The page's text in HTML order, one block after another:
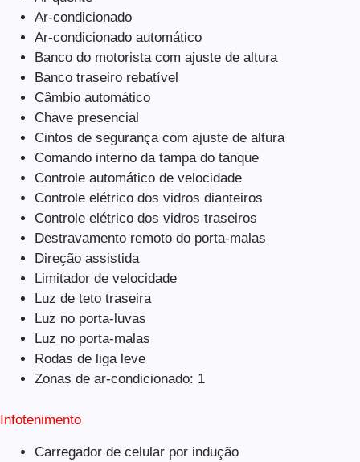
Ar-condicionado
Ar-condicionado automático
Banco do motorista com ajuste de altura
Banco traseiro rebatível
Câmbio automático
Chave presencial
Cintos de segurança com ajuste de altura
Comando interno da tampa do tanque
Controle automático de velocidade
Controle elétrico dos vidros dianteiros
Controle elétrico dos vidros traseiros
Destravamento remoto do porta-malas
Direção assistida
Limitador de velocidade
Luz de teto traseira
Luz no porta-luvas
Luz no porta-malas
Rodas de liga leve
Zonas de ar-condicionado: 1
Infotenimento
Carregador de celular por indução